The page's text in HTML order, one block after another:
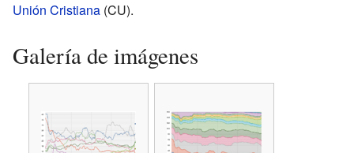
Unión Cristiana (CU).
Galería de imágenes